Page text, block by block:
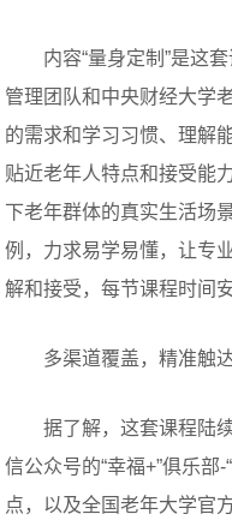
内容“量身定制”是这
管理团队和中央财经大学
的需求和学习习惯、理解
贴近老年人特点和接受能
下老年群体的真实生活场
例，力求易学易懂，让专
解和接受，每节课程时间
多渠道覆盖，精准触
据了解，这套课程陆
信公众号的“幸福+”俱乐部
点，以及全国老年大学官